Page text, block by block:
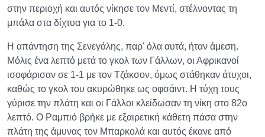
στην περιοχή και αυτός νίκησε τον Μεντί, στέλνοντας τη
μπάλα στα δίχτυα για το 1-0.
Η απάντηση της Σενεγάλης, παρ' όλα αυτά, ήταν άμεση.
Μόλις ένα λεπτό μετά το γκολ των Γάλλων, οι Αφρικανοί
ισοφάρισαν σε 1-1 με τον Τζάκσον, όμως στάθηκαν άτυχοι,
καθώς το γκολ του ακυρώθηκε ως οφσάιντ. Η τύχη τους
γύρισε την πλάτη και οι Γάλλοι κλείδωσαν τη νίκη στο 82ο
λεπτό. Ο Ραμπιό βρήκε με εξαιρετική κάθετη πάσα στην
πλάτη της άμυνας τον Μπαρκολά και αυτός έκανε από